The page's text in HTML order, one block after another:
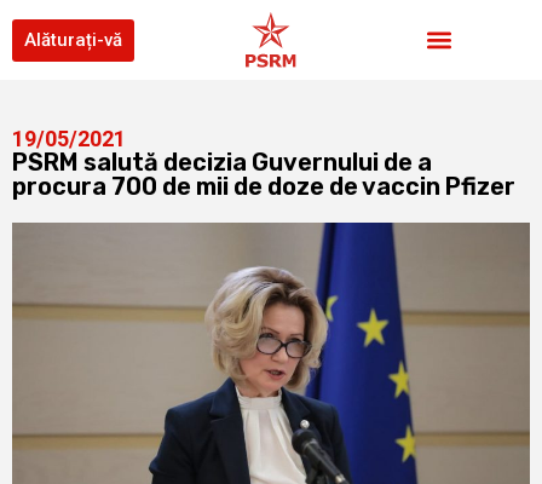
Alăturați-vă
19/05/2021
PSRM salută decizia Guvernului de a
procura 700 de mii de doze de vaccin Pfizer